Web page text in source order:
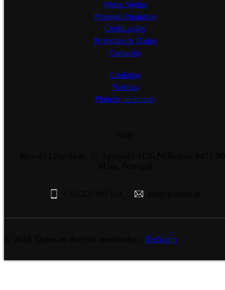
Quem Somos
Processo Produtivo
Certificações
Protecção de Dados
Contactos
Catálogos
Notícias
Piubelle no mundo
Redicom